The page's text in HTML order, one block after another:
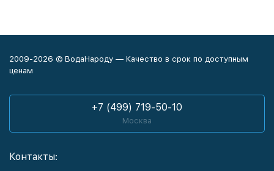
2009-2026 © ВодаНароду — Качество в срок по доступным
ценам
+7 (499) 719-50-10
Москва
Контакты: